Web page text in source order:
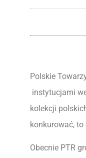
Polskie
instytucjami
kolekcji
konkurować,
Obecnie PTR